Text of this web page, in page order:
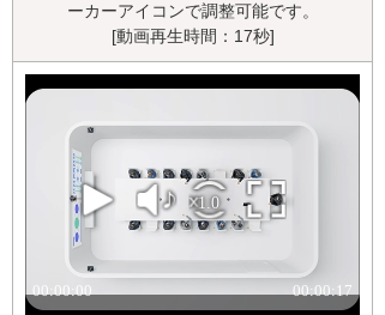
ーカーアイコンで調整可能です。
[動画再生時間：17秒]